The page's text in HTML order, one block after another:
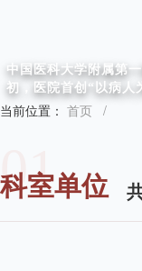
中国医科大学附属第
初，医院首创“以病人
当前位置： 首页 /
01
科室单位